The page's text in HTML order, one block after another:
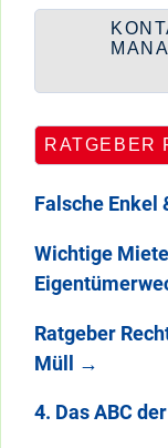
RATGEBER
Falsche
Wichtige
Ratgeber
Müll →
4. Das ABC